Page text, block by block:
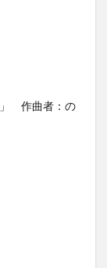
」 作曲者：の